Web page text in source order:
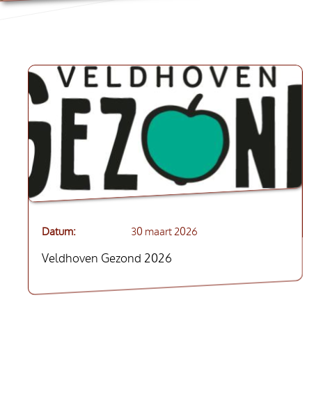
Datum 30 maart 2026
Veldhoven Gezond 2026